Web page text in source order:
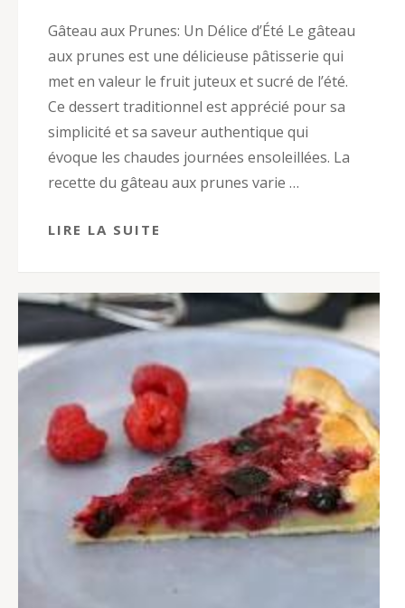
Gâteau aux Prunes: Un Délice d’Été Le gâteau
aux prunes est une délicieuse pâtisserie qui
met en valeur le fruit juteux et sucré de l’été.
Ce dessert traditionnel est apprécié pour sa
simplicité et sa saveur authentique qui
évoque les chaudes journées ensoleillées. La
recette du gâteau aux prunes varie …
LIRE LA SUITE